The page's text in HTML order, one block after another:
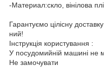
-Материал:скло, вінілова
Гарантуємо цілісну
ний!
Інструкція користування :
У посудомийній машині не
Не замочувати